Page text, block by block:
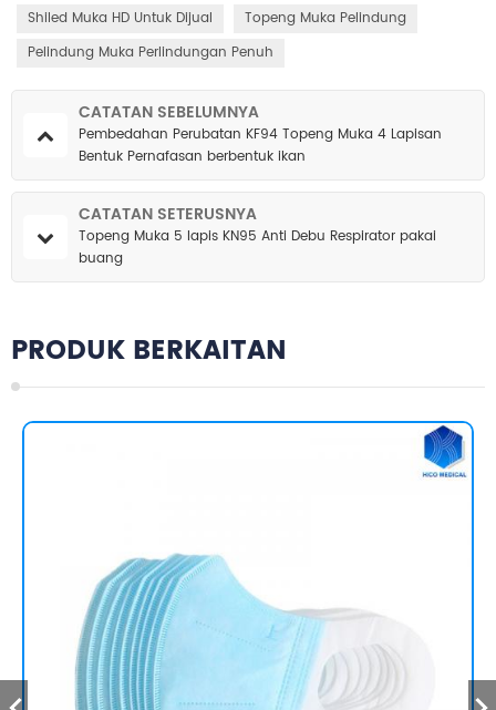
Shiled Muka HD Untuk Dijual
Topeng Muka Pelindung
Pelindung Muka Perlindungan Penuh
CATATAN SEBELUMNYA
Pembedahan Perubatan KF94 Topeng Muka 4 Lapisan
Bentuk Pernafasan berbentuk ikan
CATATAN SETERUSNYA
Topeng Muka 5 lapis KN95 Anti Debu Respirator pakai
buang
PRODUK BERKAITAN